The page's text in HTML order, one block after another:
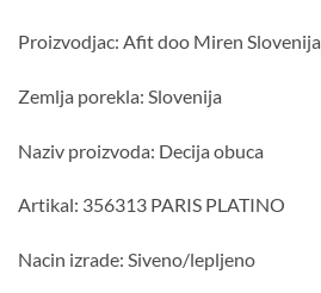
Proizvodjac: Afit doo Miren Slovenija
Zemlja porekla: Slovenija
Naziv proizvoda: Decija obuca
Artikal: 356313 PARIS PLATINO
Nacin izrade: Siveno/lepljeno